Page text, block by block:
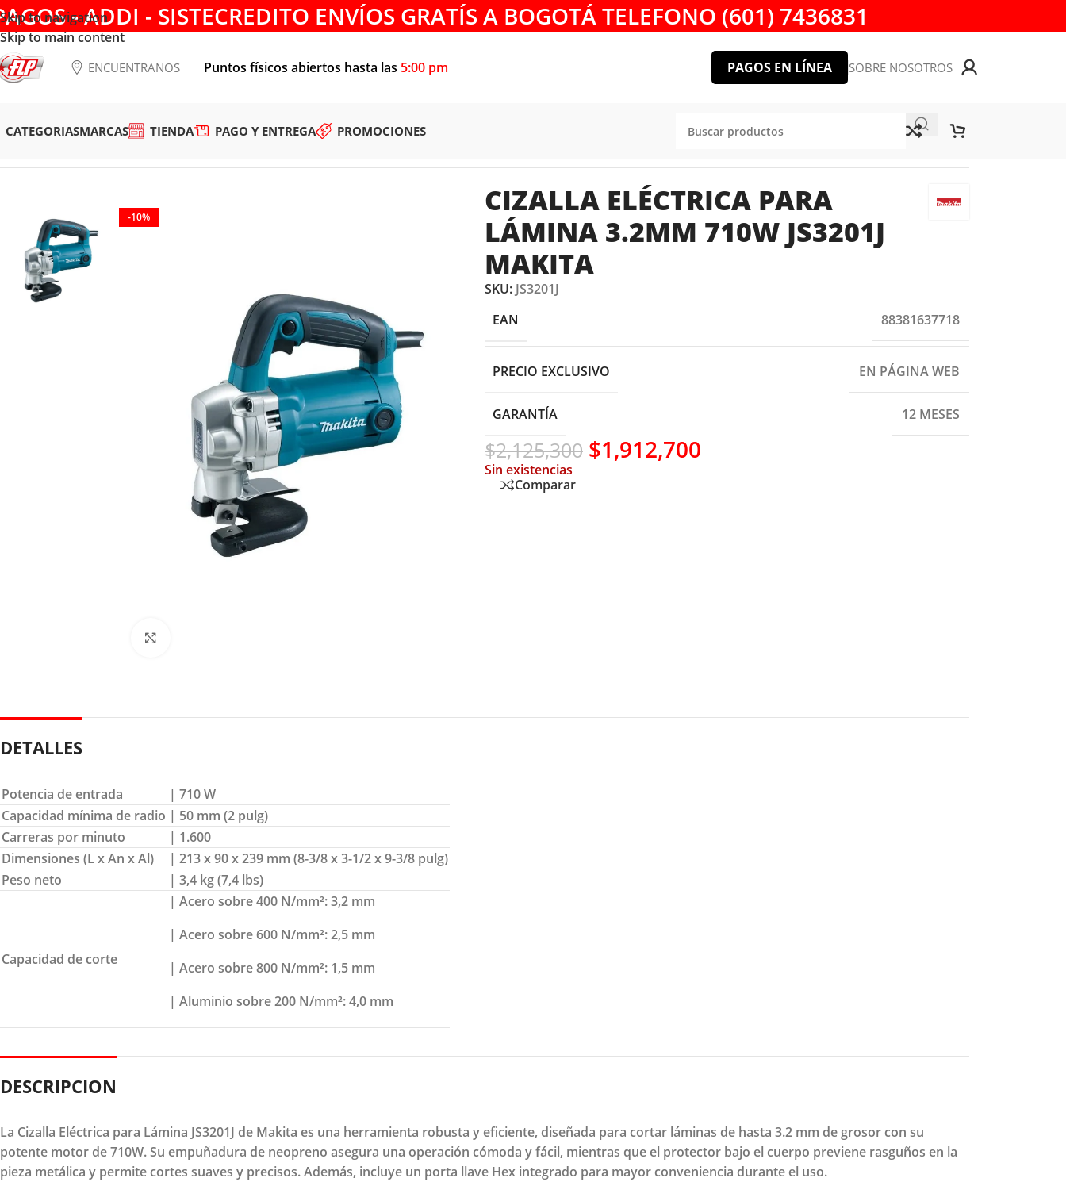
Skip to navigation
Skip to main content
- ADDI - SISTECREDITO ENVÍOS GRATÍS A BOGOTÁ TELEFONO (601) 7436831
ENCUENTRANOS Puntos físicos abiertos hasta las 5:00 pm PAGOS EN LÍNEA SOBRE NOSOTROS
CATEGORIASMARCAS TIENDA PAGO Y ENTREGA PROMOCIONES
-10%
CIZALLA ELÉCTRICA PARA
LÁMINA 3.2MM 710W JS3201J
MAKITA
SKU: JS3201J
EAN
88381637718
PRECIO EXCLUSIVO EN PÁGINA WEB
GARANTÍA 12 MESES
$2,125,300 $1,912,700
Sin existencias
Comparar
DETALLES
Potencia de entrada
| 710 W
Capacidad mínima de radio | 50 mm (2 pulg)
Carreras por minuto
| 1.600
Dimensiones (L x An x Al)
| 213 x 90 x 239 mm (8-3/8 x 3-1/2 x 9-3/8 pulg)
Peso neto
| 3,4 kg (7,4 lbs)
Capacidad de corte
| Acero sobre 400 N/mm²: 3,2 mm
| Acero sobre 600 N/mm²: 2,5 mm
| Acero sobre 800 N/mm²: 1,5 mm
| Aluminio sobre 200 N/mm²: 4,0 mm
DESCRIPCION
La Cizalla Eléctrica para Lámina JS3201J de Makita es una herramienta robusta y eficiente, diseñada para cortar láminas de hasta 3.2 mm de grosor con su
potente motor de 710W. Su empuñadura de neopreno asegura una operación cómoda y fácil, mientras que el protector bajo el cuerpo previene rasguños en la
pieza metálica y permite cortes suaves y precisos. Además, incluye un porta llave Hex integrado para mayor conveniencia durante el uso.